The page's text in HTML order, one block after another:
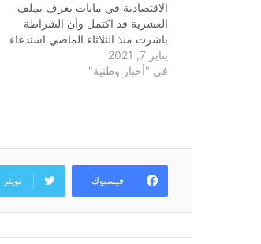
الاقتصادية في مابات يعرف بملف
العشرية قد اكتمل وأن الشراطة
باشرت منذ الثلاثاء الماضي استدعاء
المشمولين في ملف التحقيق للتوقيع
على المحاضر، تمهيدا لإحالتهم لوكيل
يناير 7, 2021
في "أخبار وطنية"
فيسبوك تويتر